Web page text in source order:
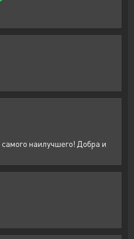
наилучшего! Добра и